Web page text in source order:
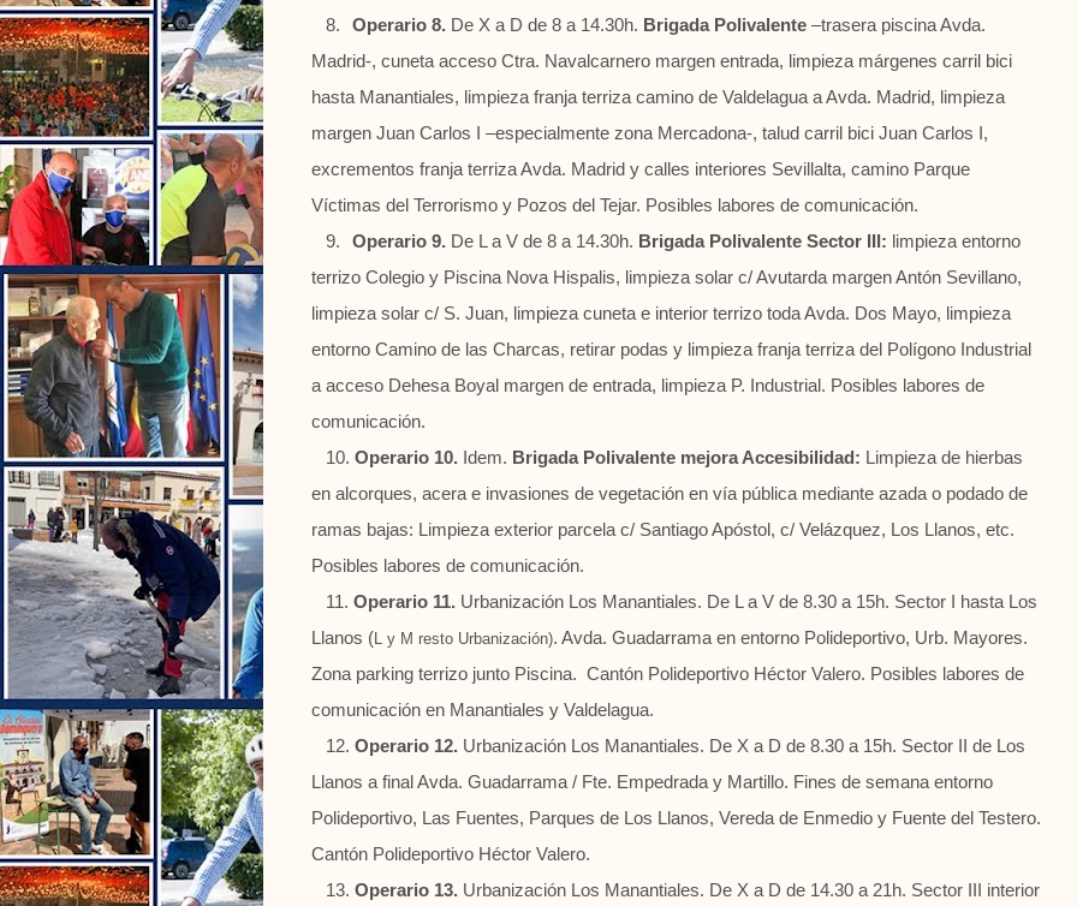
8.
Operario 8. De X a D de 8 a 14.30h. Brigada Polivalente –trasera piscina Avda.
Madrid-, cuneta acceso Ctra. Navalcarnero margen entrada, limpieza márgenes carril bici
hasta Manantiales, limpieza franja terriza camino de Valdelagua a Avda. Madrid, limpieza
margen Juan Carlos I –especialmente zona Mercadona-, talud carril bici Juan Carlos I,
excrementos franja terriza Avda. Madrid y calles interiores Sevillalta, camino Parque
Víctimas del Terrorismo y Pozos del Tejar. Posibles labores de comunicación.
9.
Operario 9. De L a V de 8 a 14.30h. Brigada Polivalente Sector III: limpieza entorno
terrizo Colegio y Piscina Nova Hispalis, limpieza solar c/ Avutarda margen Antón Sevillano,
limpieza solar c/ S. Juan, limpieza cuneta e interior terrizo toda Avda. Dos Mayo, limpieza
entorno Camino de las Charcas, retirar podas y limpieza franja terriza del Polígono Industrial
a acceso Dehesa Boyal margen de entrada, limpieza P. Industrial. Posibles labores de
comunicación.
10. Operario 10. Idem. Brigada Polivalente mejora Accesibilidad: Limpieza de hierbas
en alcorques, acera e invasiones de vegetación en vía pública mediante azada o podado de
ramas bajas: Limpieza exterior parcela c/ Santiago Apóstol, c/ Velázquez, Los Llanos, etc.
Posibles labores de comunicación.
11. Operario 11. Urbanización Los Manantiales. De L a V de 8.30 a 15h. Sector I hasta Los
Llanos (L y M resto Urbanización). Avda. Guadarrama en entorno Polideportivo, Urb. Mayores.
Zona parking terrizo junto Piscina. Cantón Polideportivo Héctor Valero. Posibles labores de
comunicación en Manantiales y Valdelagua.
12. Operario 12. Urbanización Los Manantiales. De X a D de 8.30 a 15h. Sector II de Los
Llanos a final Avda. Guadarrama / Fte. Empedrada y Martillo. Fines de semana entorno
Polideportivo, Las Fuentes, Parques de Los Llanos, Vereda de Enmedio y Fuente del Testero.
Cantón Polideportivo Héctor Valero.
13. Operario 13. Urbanización Los Manantiales. De X a D de 14.30 a 21h. Sector III interior